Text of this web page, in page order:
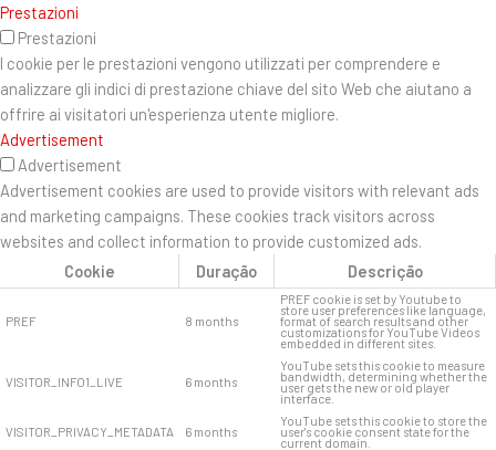
Prestazioni
Prestazioni
I cookie per le prestazioni vengono utilizzati per comprendere e
analizzare gli indici di prestazione chiave del sito Web che aiutano a
offrire ai visitatori un'esperienza utente migliore.
Advertisement
Advertisement
Advertisement cookies are used to provide visitors with relevant ads
and marketing campaigns. These cookies track visitors across
websites and collect information to provide customized ads.
Cookie
Duração Descrição
PREF 8 months
PREF cookie is set by Youtube to
store user preferences like language,
format of search results and other
customizations for YouTube Videos
embedded in different sites.
VISITOR_INFO1_LIVE 6 months
YouTube sets this cookie to measure
bandwidth, determining whether the
user gets the new or old player
interface.
VISITOR_PRIVACY_METADATA 6 months
YouTube sets this cookie to store the
user's cookie consent state for the
current domain.